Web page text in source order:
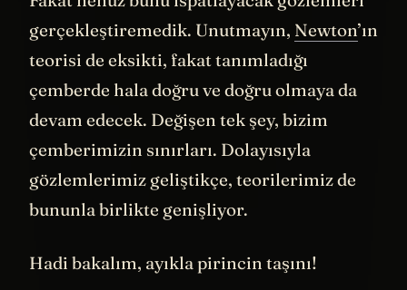
Fakat henüz bunu ispatlayacak gözlemleri
gerçekleştiremedik. Unutmayın, Newton
teorisi de eksikti, fakat tanımladığı
çemberde hala doğru ve doğru olmaya da
devam edecek. Değişen tek şey, bizim
çemberimizin sınırları. Dolayısıyla
gözlemlerimiz geliştikçe, teorilerimiz de
bununla birlikte genişliyor.
Hadi bakalım, ayıkla pirincin taşını!